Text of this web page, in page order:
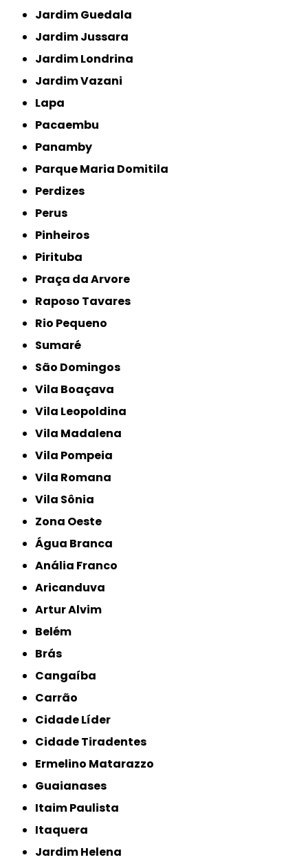
Jardim Guedala
Jardim Jussara
Jardim Londrina
Jardim Vazani
Lapa
Pacaembu
Panamby
Parque Maria Domitila
Perdizes
Perus
Pinheiros
Pirituba
Praça da Arvore
Raposo Tavares
Rio Pequeno
Sumaré
São Domingos
Vila Boaçava
Vila Leopoldina
Vila Madalena
Vila Pompeia
Vila Romana
Vila Sônia
Zona Oeste
Água Branca
Anália Franco
Aricanduva
Artur Alvim
Belém
Brás
Cangaíba
Carrão
Cidade Líder
Cidade Tiradentes
Ermelino Matarazzo
Guaianases
Itaim Paulista
Itaquera
Jardim Helena